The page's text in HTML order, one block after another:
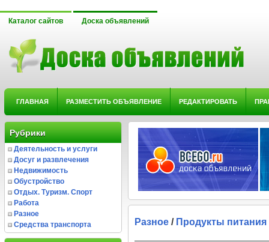
Каталог сайтов Доска объявлений
ГЛАВНАЯ РАЗМЕСТИТЬ ОБЪЯВЛЕНИЕ РЕДАКТИРОВАТЬ
Рубрики
Деятельность и услуги
Досуг и развлечения
Недвижимость
Обустройство
Отдых. Туризм. Спорт
Работа
Разное
Средства транспорта
Разное / Продукты питания